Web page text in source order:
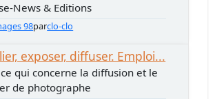
News & Editions
98parclo-clo
exposer, diffuser. Emploi...
qui concerne la diffusion et le
de photographe